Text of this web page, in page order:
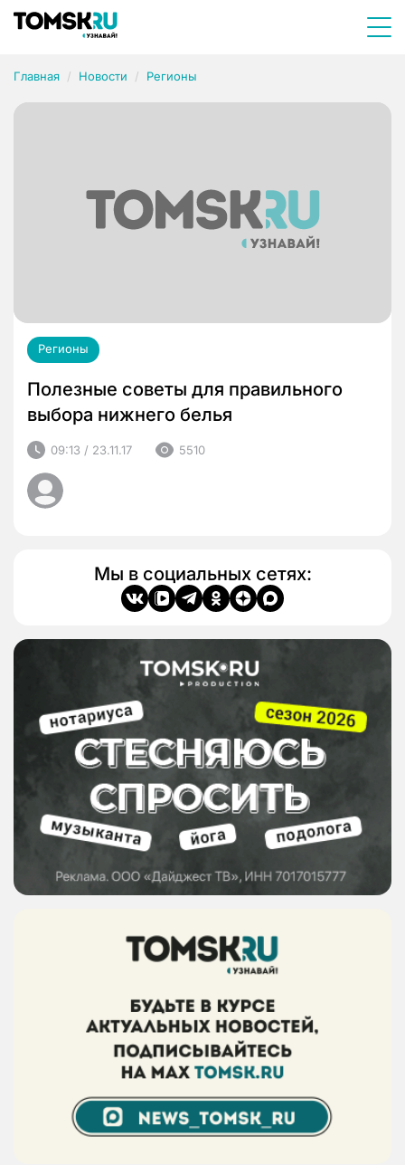
Главная Новости Регионы
Регионы
Полезные советы для правильного
выбора нижнего белья
09:13 / 23.11.17 5510
Мы в социальных сетях: